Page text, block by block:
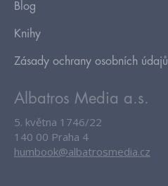
Blog
Knihy
Zásady ochrany osobních údajů
Albatros Media a.s.
5. května 1746/22
140 00 Praha 4
humbook@albatrosmedia.cz